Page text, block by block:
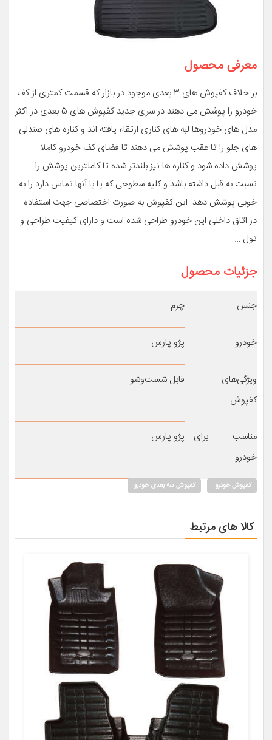
معرفی محصول
بر خلاف کفپوش های 3 بعدی موجود در بازار که قسمت کمتری از کف
خودرو را پوشش می دهند در سری جدید کفپوش های 5 بعدی در اکثر
مدل های خودروها لبه های کناری ارتقاء یافته اند و کناره های صندلی
های جلو را تا عقب پوشش می دهند تا فضای کف خودرو کاملا
پوشش داده شود و کناره ها نیز بلندتر شده تا کاملترین پوشش را
نسبت به قبل داشته باشد و کلیه سطوحی که پا با آنها تماس دارد را به
خوبی پوشش دهد. این کفپوش به صورت اختصاصی جهت استفاده
در اتاق داخلی این خودرو طراحی شده است و دارای کیفیت طراحی و
تول …
جزئیات محصول
جنس چرم
خودرو پژو پارس
ویژگی‌های
کفپوش
قابل شست‌وشو
مناسب برای
خودرو
پژو پارس
کفپوش خودرو کفپوش سه بعدی خودرو
کالا های مرتبط